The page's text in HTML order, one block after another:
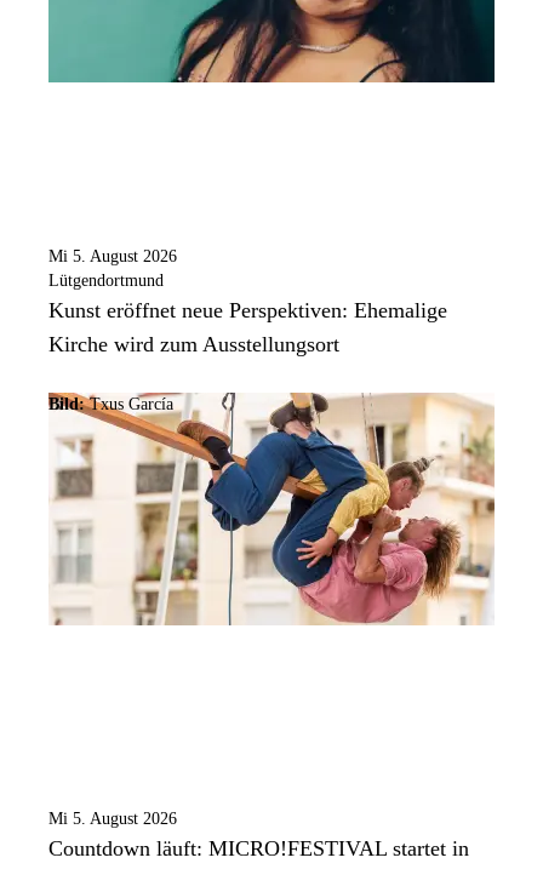
Mi 5. August 2026
Lütgendortmund
Kunst eröffnet neue Perspektiven: Ehemalige
Kirche wird zum Ausstellungsort
Bild: Txus García
Mi 5. August 2026
Countdown läuft: MICRO!FESTIVAL startet in